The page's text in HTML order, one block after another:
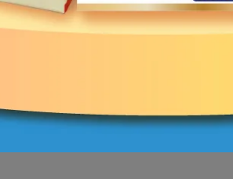
下單後會收到系統自動發出制式訂購
因系統價格標示錯誤）或其他情形，
單後會再行發送確認接受訂單及出貨